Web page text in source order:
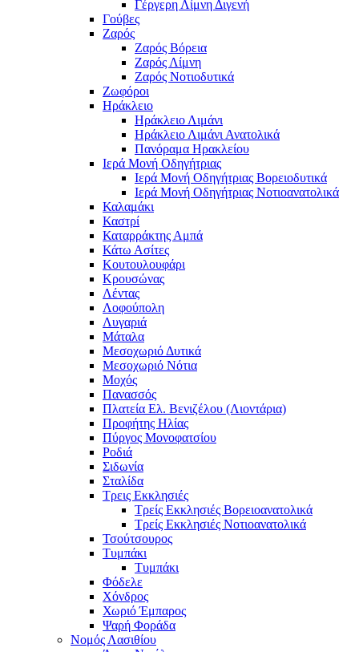
Γέργερη Λίμνη Διγενή
Γούβες
Ζαρός
Ζαρός Βόρεια
Ζαρός Λίμνη
Ζαρός Νοτιοδυτικά
Ζωφόροι
Ηράκλειο
Ηράκλειο Λιμάνι
Ηράκλειο Λιμάνι Ανατολικά
Πανόραμα Ηρακλείου
Ιερά Μονή Οδηγήτριας
Ιερά Μονή Οδηγήτριας Βορειοδυτικά
Ιερά Μονή Οδηγήτριας Νοτιοανατολικά
Καλαμάκι
Καστρί
Καταρράκτης Αμπά
Κάτω Ασίτες
Κουτουλουφάρι
Κρουσώνας
Λέντας
Λοφούπολη
Λυγαριά
Μάταλα
Μεσοχωριό Δυτικά
Μεσοχωριό Νότια
Μοχός
Πανασσός
Πλατεία Ελ. Βενιζέλου (Λιοντάρια)
Προφήτης Ηλίας
Πύργος Μονοφατσίου
Ροδιά
Σιδωνία
Σταλίδα
Τρεις Εκκλησιές
Τρείς Εκκλησιές Βορειοανατολικά
Τρείς Εκκλησιές Νοτιοανατολικά
Τσούτσουρος
Τυμπάκι
Τυμπάκι
Φόδελε
Χόνδρος
Χωριό Έμπαρος
Ψαρή Φοράδα
Νομός Λασιθίου